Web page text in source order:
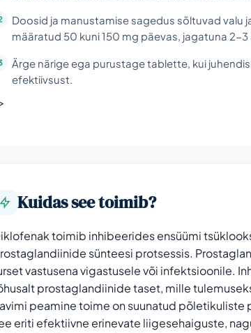
Doosid ja manustamise sagedus sõltuvad valu
määratud 50 kuni 150 mg päevas, jagatuna 2-3
Ärge närige ega purustage tablette, kui
efektiivsust.
Kuidas see toimib?
toimib inhibeerides ensüümi
sünteesi protsessis.
vastusena vigastusele või infektsioonile.
prostaglandiinide taset, mille
peamine toime on suunatud
eriti efektiivne erinevate liigesehaiguste,